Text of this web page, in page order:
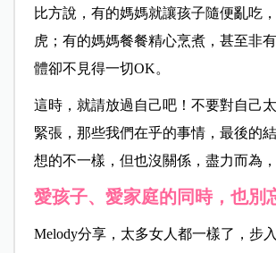
比方說，有的媽媽就讓孩子隨便亂吃
虎；有的媽媽餐餐精心烹煮，甚至非
體卻不見得一切OK。
這時，就請放過自己吧！不要對自己
緊張，那些我們在乎的事情，最後的
想的不一樣，但也沒關係，盡力而為，
愛孩子、愛家庭的同時，也別
Melody分享，太多女人都一樣了，步